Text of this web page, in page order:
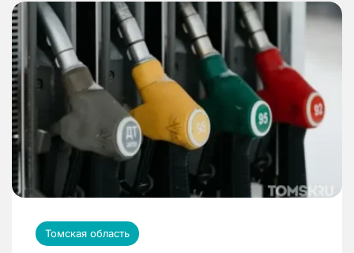
Томская область